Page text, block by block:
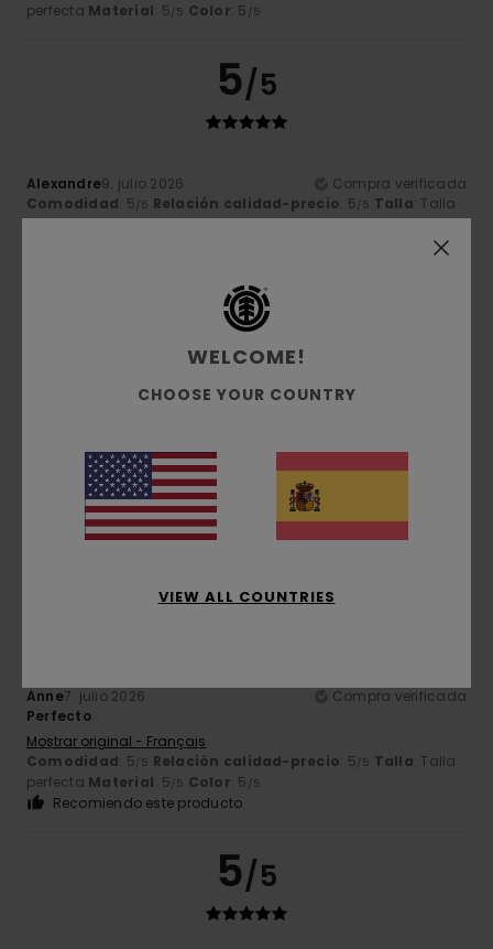
perfecta Material: 5/5 Color: 5 /5
5/5
Alexandre9. julio 2026
Compra verificada
Comodidad: 5/5 Relación calidad-precio: 5/5 Talla: Talla
5/5
Mostrar original - Français
Comodidad: 5/5 Relación calidad-precio
perfectaMaterial: 5/5 Color
Recomiendo este producto
5/5
Anne7. julio 2026
Compra verificada
Perfecto
Mostrar original - Français
Comodidad: 5/5 Relación calidad-precio: 5/5 Talla: Talla
perfecta Material: 5/5 Color: 5 /5
Recomiendo este producto
5/5
WELCOME!
CHOOSE YOUR COUNTRY
VIEW ALL COUNTRIES